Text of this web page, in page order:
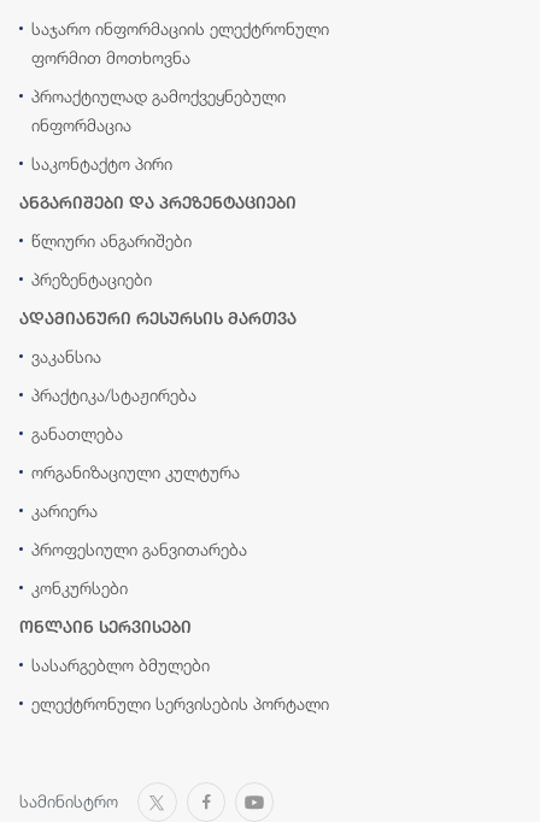
საჯარო ინფორმაციის ელექტრონული
ფორმით მოთხოვნა
პროაქტიულად გამოქვეყნებული
ინფორმაცია
საკონტაქტო პირი
ანგარიშები და პრეზენტაციები
წლიური ანგარიშები
პრეზენტაციები
ადამიანური რესურსის მართვა
ვაკანსია
პრაქტიკა/სტაჟირება
განათლება
ორგანიზაციული კულტურა
კარიერა
პროფესიული განვითარება
კონკურსები
ონლაინ სერვისები
სასარგებლო ბმულები
ელექტრონული სერვისების პორტალი
სამინისტრო